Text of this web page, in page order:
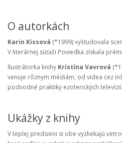
O autorkách
Karin Kissová (*1999) vyštudovala
V literárnej súťaži Poviedka získala
Ilustrátorka knihy Kristína Vavrová
venuje rôznym médiám, od videa cez
podvodné praktiky ezoterických televízií.
Ukážky z knihy
V teplej predsieni si obe vyzliekajú